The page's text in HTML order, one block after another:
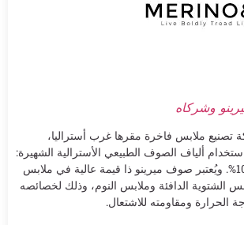
وشركاه
تصنيع ملابس فاخرة مقرها غرب أستراليا،
ألياف الصوف الطبيعي الأسترالية الشهيرة:
صوف ميرينو النقي 100%. ويُعتبر صوف ميرينو ذا قيمة عالية في ملابس
الشتوية الدافئة وملابس النوم، وذلك لخصائصه
الحرارة ومقاومته للاشتعال.